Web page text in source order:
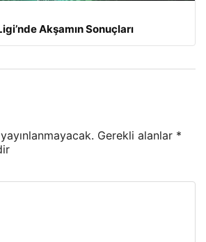
Akşamın Sonuçları
Gerekli alanlar *